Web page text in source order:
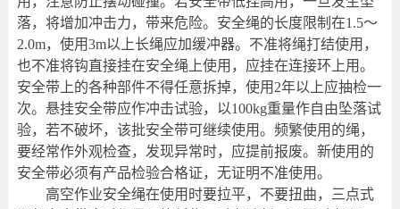
落，将增加冲击力，带来危险。安全绳的长度限制在1.5～
2.0m，使用3m以上长绳应加缓冲器。不准将绳打结使用，
也不准将钩直接挂在安全绳上使用，应挂在连接环上用。
安全带上的各种部件不得任意拆掉，使用2年以上应抽检一
次。悬挂安全带应作冲击试验，以100kg重量作自由坠落试
验，若不破坏，该批安全带可继续使用。频繁使用的绳，
要经常作外观检查，发现异常时，应提前报废。新使用的
安全带必须有产品检验合格证，无证明不准使用。
高空作业安全绳在使用时要拉平，不要扭曲，三点式